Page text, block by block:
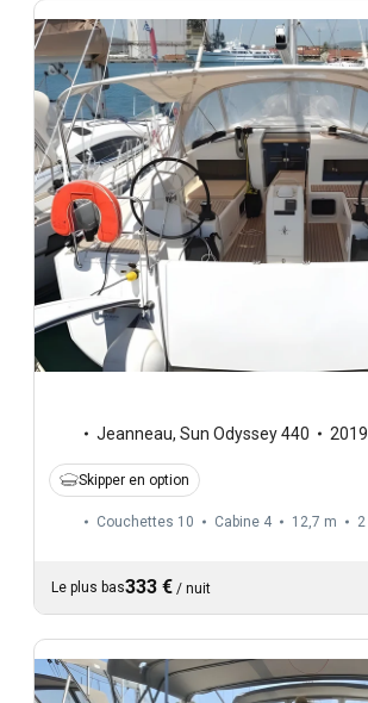
Jeanneau, Sun Odyssey 440 2019
Skipper en option
Couchettes 10 Cabine 4 12,7 m 2
Le plus bas333 € / nuit